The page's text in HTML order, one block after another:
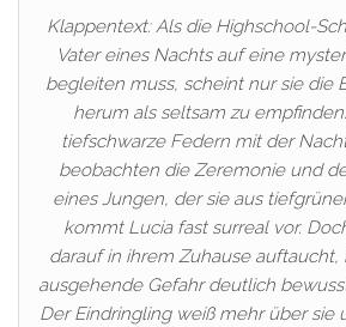
Klappentext: Als die Highschool-
Vater eines Nachts auf eine
begleiten muss, scheint nur sie die
herum als seltsam zu
tiefschwarze Federn mit der
beobachten die Zeremonie und
eines Jungen, der sie aus
kommt Lucia fast surreal vor.
darauf in ihrem Zuhause auftaucht,
ausgehende Gefahr deutlich
Der Eindringling weiß mehr über sie